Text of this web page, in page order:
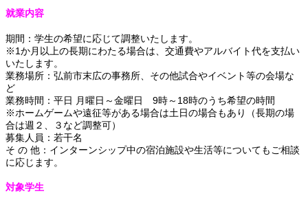
就業内容
期間：学生の希望に応じて調整いたします。
※1か月以上の長期にわたる場合は、交通費やアルバイト代を支払い
いたします。
業務場所：弘前市末広の事務所、その他試合やイベント等の会場な
ど
業務時間： 平日 月曜日～金曜日 9時～18時のうち希望の時間
※ホームゲームや遠征等がある場合は土日の場合もあり（長期の場
合は週２、３など調整可）
募集人員：若干名
そ の 他：インターンシップ中の宿泊施設や生活等についてもご相談
に応じます。
対象学生